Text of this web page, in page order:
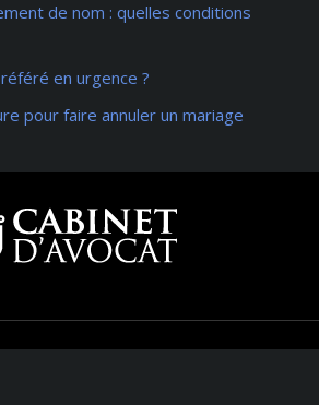
de nom : quelles conditions
en urgence ?
pour faire annuler un mariage